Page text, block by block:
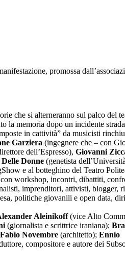
promossa
che si alterneranno sul palco del
la memoria dopo un incidente
in cattività” da musicisti
Garziera (ingegnere che – con
dell’Espresso), Giovanni
Donne (genetista
e al botteghino del Teatro
workshop, incontri, dibattiti,
imprenditori, attivisti, blogger,
politiche giovanili e open data,
Aleinikoff(vice Alto
(giornalista e scrittrice iraniana);
Fabio Novembre (architetto); Ennio
compositore e autore dei